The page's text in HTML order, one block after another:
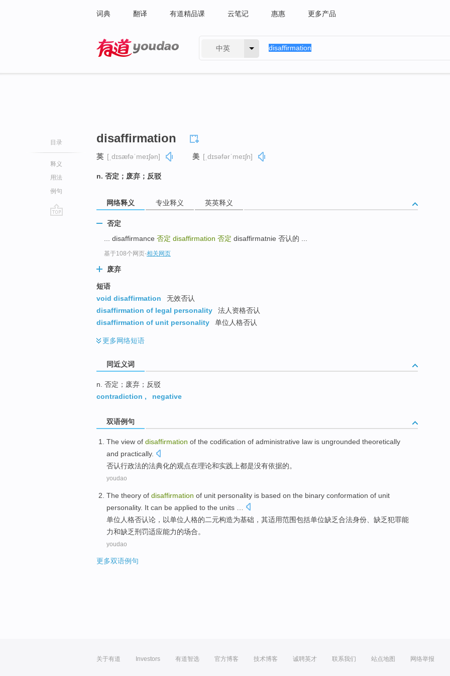
词典 翻译 有道精品课 云笔记 惠惠 更多产品
中英
目录
释义
用法
例句
disaffirmation
英 [ˌdɪsæfəˈmeɪʃən] 美 [ˌdɪsəfərˈmeɪʃn]
n. 否定；废弃；反驳
网络释义 专业释义 英英释义
否定
... disaffirmance 否定 disaffirmation 否定 disaffirmatnie 否认的 ...
基于108个网页-相关网页
废弃
短语
void disaffirmation
无效否认
disaffirmation of legal personality
法人资格否认
disaffirmation of unit personality
单位人格否认
更多网络短语
同近义词
n. 否定；废弃；反驳
contradiction , negative
双语例句
The view of disaffirmation of the codification of administrative law is ungrounded theoretically
and practically.
否认行政法的法典化的观点在理论和实践上都是没有依据的。
youdao
The theory of disaffirmation of unit personality is based on the binary conformation of unit
personality. It can be applied to the units …
单位 人格否认论， 以单位人格的二元构造为基础，其适用范围包括单位缺乏合法身份、缺乏犯罪能
力和缺乏刑罚适应能力的场合。
youdao
更多双语例句
关于有道 Investors 有道智选 官方博客 技术博客 诚聘英才 联系我们 站点地图 网络举报